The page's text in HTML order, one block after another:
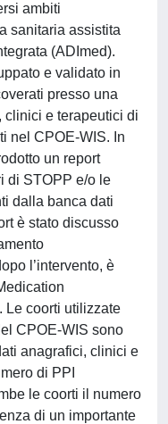
ambiti
sanitaria assistita
(ADImed).
e validato in
presso una
clinici e terapeutici di
nel CPOE-WIS. In
un report
di STOPP e/o le
dalla banca dati
è stato discusso
l’intervento, è
Le coorti utilizzate
CPOE-WIS sono
anagrafici, clinici e
di PPI
le coorti il numero
di un importante